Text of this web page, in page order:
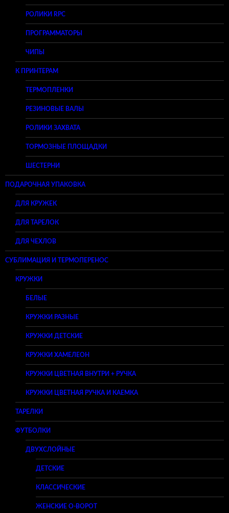
РОЛИКИ RPC
ПРОГРАММАТОРЫ
ЧИПЫ
К ПРИНТЕРАМ
ТЕРМОПЛЕНКИ
РЕЗИНОВЫЕ ВАЛЫ
РОЛИКИ ЗАХВАТА
ТОРМОЗНЫЕ ПЛОЩАДКИ
ШЕСТЕРНИ
ПОДАРОЧНАЯ УПАКОВКА
ДЛЯ КРУЖЕК
ДЛЯ ТАРЕЛОК
ДЛЯ ЧЕХЛОВ
СУБЛИМАЦИЯ И ТЕРМОПЕРЕНОС
КРУЖКИ
БЕЛЫЕ
КРУЖКИ РАЗНЫЕ
КРУЖКИ ДЕТСКИЕ
КРУЖКИ ХАМЕЛЕОН
КРУЖКИ ЦВЕТНАЯ ВНУТРИ + РУЧКА
КРУЖКИ ЦВЕТНАЯ РУЧКА И КАЕМКА
ТАРЕЛКИ
ФУТБОЛКИ
ДВУХСЛОЙНЫЕ
ДЕТСКИЕ
КЛАССИЧЕСКИЕ
ЖЕНСКИЕ O-ВОРОТ